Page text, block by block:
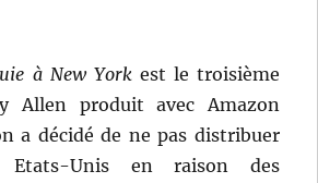
à New Yorkest le troisième
Allen produit avec Amazon
a décidé de ne pas distribuer
Unis en raison des